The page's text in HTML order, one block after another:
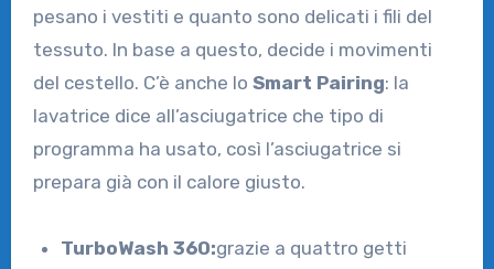
pesano i vestiti e quanto sono delicati i fili del
tessuto. In base a questo, decide i movimenti
del cestello. C’è anche lo Smart Pairing: la
lavatrice dice all’asciugatrice che tipo di
programma ha usato, così l’asciugatrice si
prepara già con il calore giusto.
TurboWash 360:grazie a quattro getti